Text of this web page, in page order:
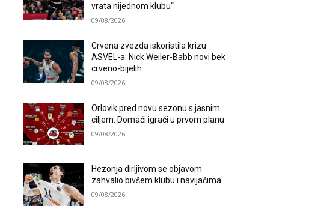
vrata nijednom klubu“
09/08/2026
Crvena zvezda iskoristila krizu
ASVEL-a: Nick Weiler-Babb novi bek
crveno-bijelih
09/08/2026
Orlovik pred novu sezonu s jasnim
ciljem: Domaći igrači u prvom planu
09/08/2026
Hezonja dirljivom se objavom
zahvalio bivšem klubu i navijačima
09/08/2026